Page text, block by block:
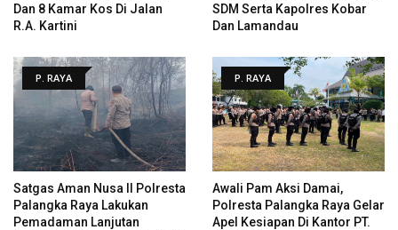
Dan 8 Kamar Kos Di Jalan
R.A. Kartini
SDM Serta Kapolres Kobar
Dan Lamandau
P. RAYA
Satgas Aman Nusa II Polresta
Palangka Raya Lakukan
Pemadaman Lanjutan
P. RAYA
Awali Pam Aksi Damai,
Polresta Palangka Raya Gelar
Apel Kesiapan Di Kantor PT.